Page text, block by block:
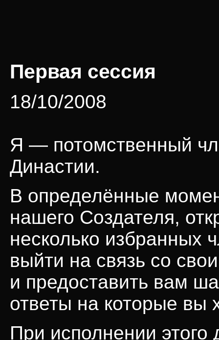
Первая сессия
18/10/2008
Я — потомственный
Династии.
В определённые
нашего Создателя,
несколько
выйти на связь со
и предоставить вам
ответы на которые вы
При исполнении